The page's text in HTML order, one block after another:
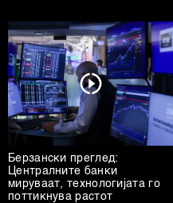
Берзански преглед:
Централните банки
мируваат, технологијата го
поттикнува растот